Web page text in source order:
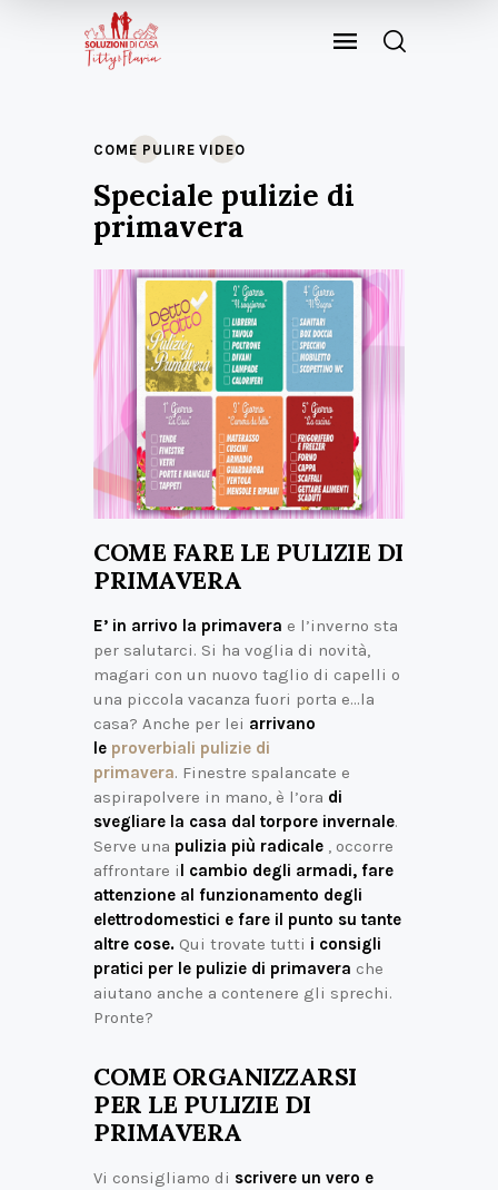
COME PULIRE VIDEO
Speciale pulizie di
primavera
COME FARE LE PULIZIE DI
PRIMAVERA
E’ in arrivo la primavera e l’inverno sta
per salutarci. Si ha voglia di novità,
magari con un nuovo taglio di capelli o
una piccola vacanza fuori porta e…la
casa? Anche per lei arrivano
le proverbiali pulizie di
primavera. Finestre spalancate e
aspirapolvere in mano, è l’ora di
svegliare la casa dal torpore invernale.
Serve una pulizia più radicale , occorre
affrontare il cambio degli armadi, fare
attenzione al funzionamento degli
elettrodomestici e fare il punto su tante
altre cose. Qui trovate tutti i consigli
pratici per le pulizie di primavera che
aiutano anche a contenere gli sprechi.
Pronte?
COME ORGANIZZARSI
PER LE PULIZIE DI
PRIMAVERA
Vi consigliamo di scrivere un vero e